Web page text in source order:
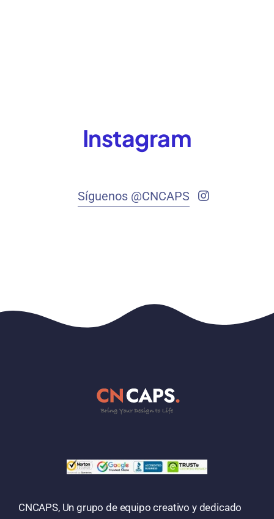
Instagram
Síguenos @CNCAPS
CNCAPS, Un grupo de equipo creativo y dedicado